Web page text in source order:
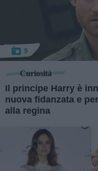
9
Curiosità
Il principe Harry è
nuova fidanzata e
alla regina